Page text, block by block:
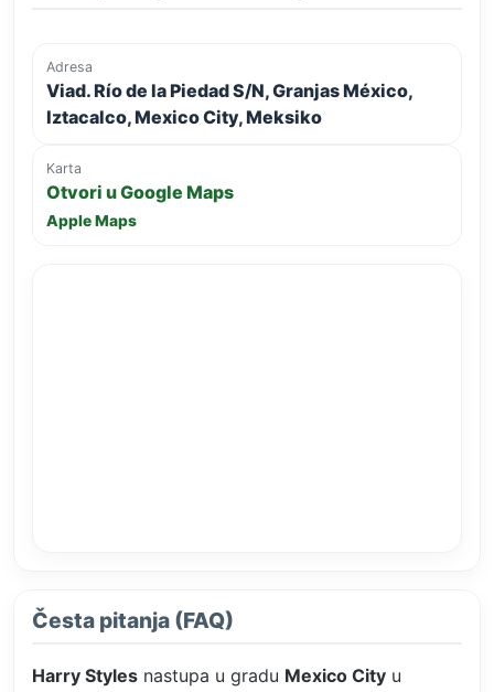
Adresa
Viad. Río de la Piedad S/N, Granjas México,
Iztacalco, Mexico City, Meksiko
Karta
Otvori u Google Maps
Apple Maps
Česta pitanja (FAQ)
Harry Styles nastupa u gradu Mexico City u